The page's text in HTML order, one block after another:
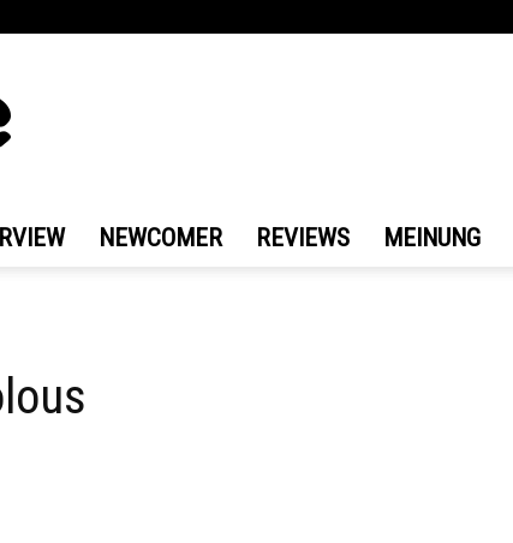
NEWCOMER REVIEWS MEINUNG